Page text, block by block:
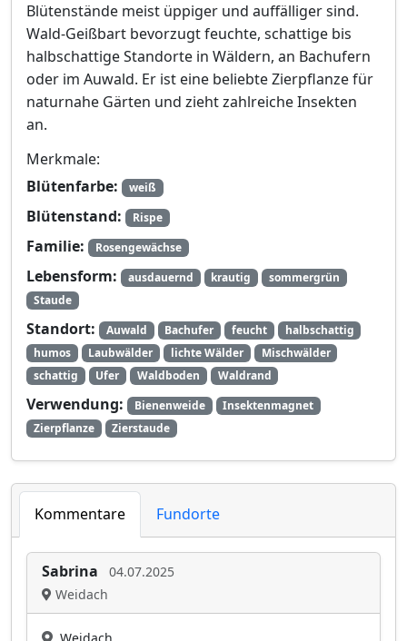
Blütenstände meist üppiger und auffälliger sind.
Wald-Geißbart bevorzugt feuchte, schattige bis
halbschattige Standorte in Wäldern, an Bachufern
oder im Auwald. Er ist eine beliebte Zierpflanze für
naturnahe Gärten und zieht zahlreiche Insekten
an.
Merkmale:
Blütenfarbe:
weiß
Blütenstand: Rispe
Familie: Rosengewächse
Lebensform: ausdauernd krautig
sommergrün
Staude
Standort: Auwald Bachufer feucht
halbschattig
humos
Laubwälder lichte Wälder
Mischwälder
schattig
Ufer Waldboden Waldrand
Verwendung: Bienenweide
Insektenmagnet
Zierpflanze
Zierstaude
Kommentare Fundorte
Sabrina
04.07.2025
Weidach